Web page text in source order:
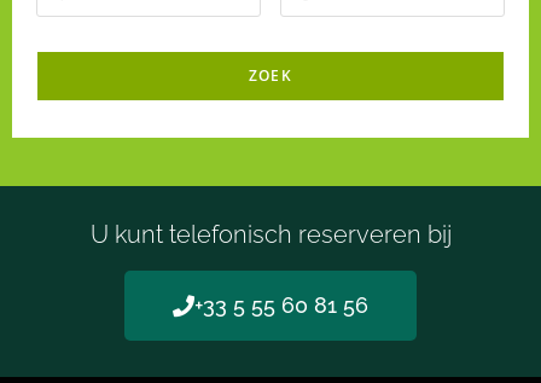
U kunt telefonisch reserveren bij
+33 5 55 60 81 56